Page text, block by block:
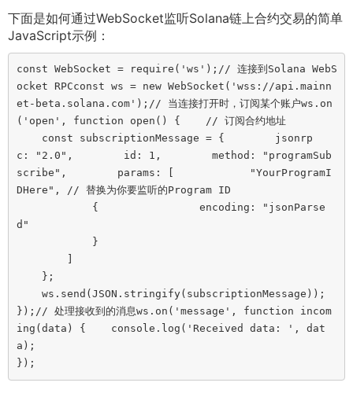
下面是如何通过WebSocket监听Solana链上合约交易的简单
JavaScript示例：
const WebSocket = require('ws');// 连接到Solana WebS
ocket RPCconst ws = new WebSocket('wss://api.mainn
et-beta.solana.com');// 当连接打开时，订阅某个账户ws.on
('open', function open() {    // 订阅合约地址
const subscriptionMessage = {        jsonrp
c: "2.0",        id: 1,        method: "programSub
scribe",        params: [            "YourProgramI
DHere", // 替换为你要监听的Program ID
{                encoding: "jsonParse
d"
}
};
ws.send(JSON.stringify(subscriptionMessage));
});// 处理接收到的消息ws.on('message', function incom
ing(data) {    console.log('Received data: ', dat
a);
});